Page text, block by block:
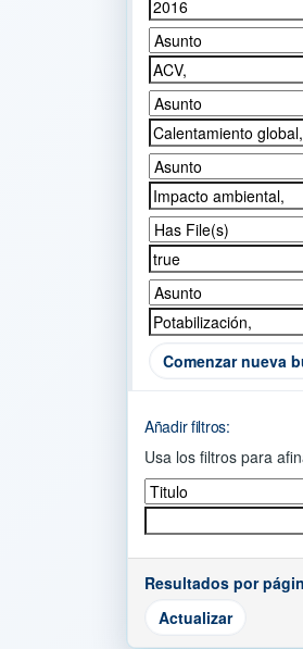
Comenzar nueva
Añadir filtros:
Usa los filtros para
Resultados por